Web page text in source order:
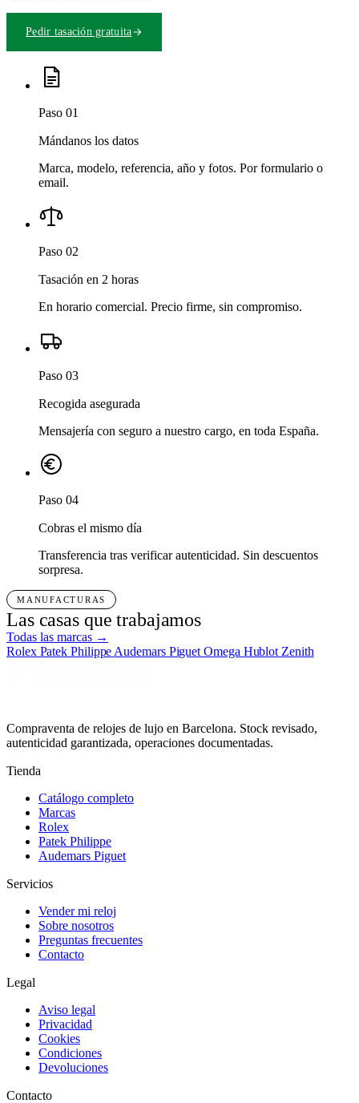
Pedir tasación gratuita
Paso 01
Mándanos los datos
Marca, modelo, referencia, año y fotos. Por formulario o
email.
Paso 02
Tasación en 2 horas
En horario comercial. Precio firme, sin compromiso.
Paso 03
Recogida asegurada
Mensajería con seguro a nuestro cargo, en toda España.
Paso 04
Cobras el mismo día
Transferencia tras verificar autenticidad. Sin descuentos
sorpresa.
MANUFACTURAS
Las casas que trabajamos
Todas las marcas →
Rolex Patek Philippe Audemars PiguetOmega Hublot Zenith
Compraventa de relojes de lujo en Barcelona. Stock revisado,
autenticidad garantizada, operaciones documentadas.
Tienda
Catálogo completo
Marcas
Rolex
Patek Philippe
Audemars Piguet
Servicios
Vender mi reloj
Sobre nosotros
Preguntas frecuentes
Contacto
Legal
Aviso legal
Privacidad
Cookies
Condiciones
Devoluciones
Contacto